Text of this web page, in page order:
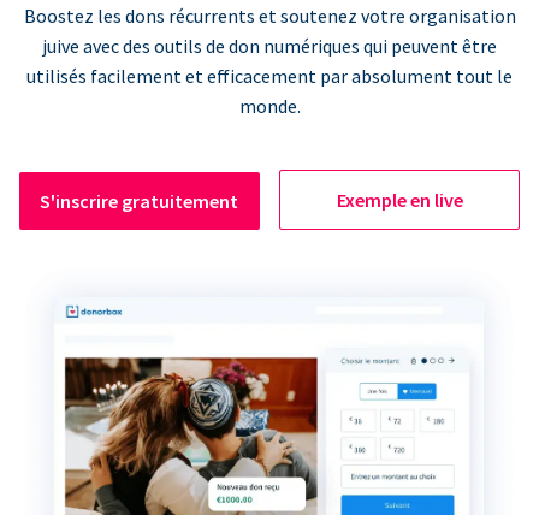
Boostez les dons récurrents et soutenez votre organisation
juive avec des outils de don numériques qui peuvent être
utilisés facilement et efficacement par absolument tout le
monde.
S'inscrire gratuitement Exemple en live